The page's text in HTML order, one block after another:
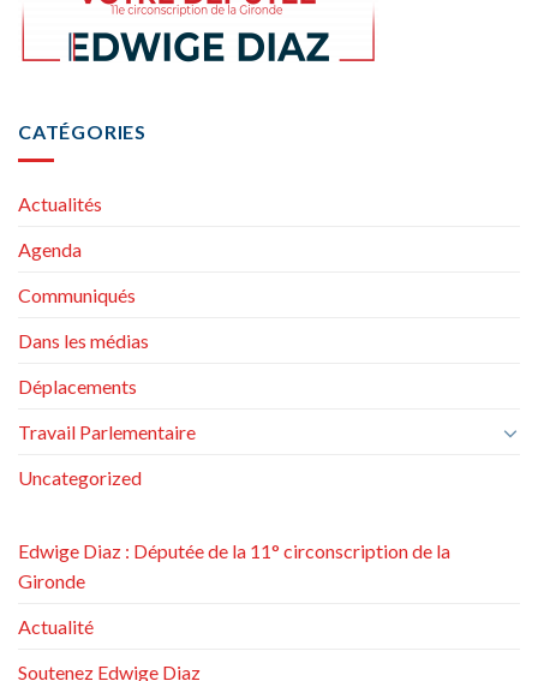
CATÉGORIES
Actualités
Agenda
Communiqués
Dans les médias
Déplacements
Travail Parlementaire
Uncategorized
Edwige Diaz : Députée de la 11° circonscription de la
Gironde
Actualité
Soutenez Edwige Diaz